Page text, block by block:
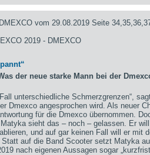
vom 29.08.2019 Seite
2019 - DMEXCO
der neue starke Mann bei der
unterschiedliche Schmerzgrenzen“,
Dmexco angesprochen wird. Als neuer
für die Dmexco übernommen.
sieht das – noch – gelassen. Er
und auf gar keinen Fall will er mit
auf die Band Scooter setzt Matyka
nach eigenen Aussagen sogar